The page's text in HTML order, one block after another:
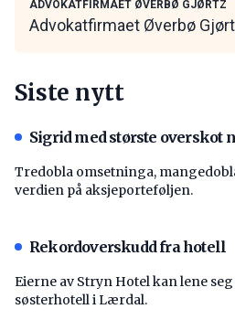
ADVOKATFIRMAET ØVERBØ GJØRTZ
Advokatfirmaet Øverbø
Siste nytt
Sigrid med største overskot
Tredobla omsetninga,
verdien på aksjeporteføljen.
Rekordoverskudd fra hotell
Eierne av Stryn Hotel kan lene
søsterhotell i Lærdal.